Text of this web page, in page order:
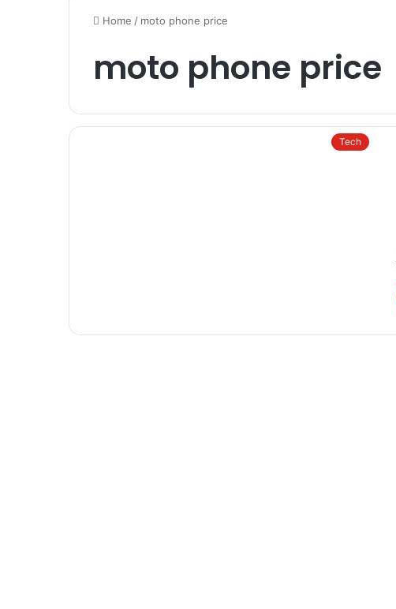
Home / moto phone price
moto phone price
Tech